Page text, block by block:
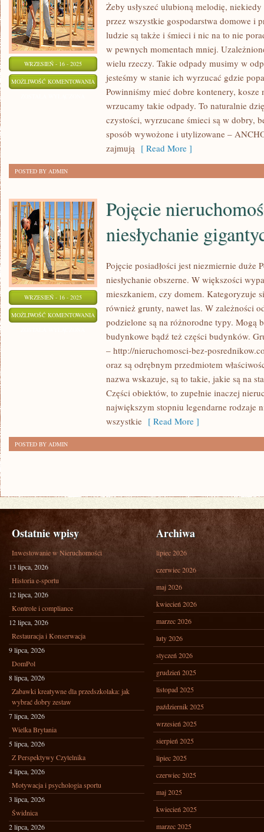
WRZESIEŃ - 16 - 2025
MOŻLIWOŚĆ KOMENTOWANIA
PEWNEGO
CZASU
BARDZO
Żeby usłyszeć ulubioną melodię,
przez wszystkie gospodarstwa domowe i
ludzie są także i śmieci i nic na to nie
w pewnych momentach mniej.
wielu rzeczy. Takie odpady musimy w
jesteśmy w stanie ich wyrzucać gdzie
Powinniśmy mieć dobre kontenery, kosze
wrzucamy takie odpady. To naturalnie
czystości, wyrzucane śmieci są w dobry,
sposób wywożone i utylizowane –
zajmują [ Read More ]
POSTED BY ADMIN
WRZESIEŃ - 16 - 2025
MOŻLIWOŚĆ KOMENTOWANIA
NIERUCHOMOŚCI
Pojęcie
niesłychanie
Pojęcie posiadłości jest niezmiernie duże
niesłychanie obszerne. W większości
mieszkaniem, czy domem. Kategoryzuje
również grunty, nawet las. W zależności
podzielone są na różnorodne typy. Mogą
budynkowe bądź też części budynków.
– http://nieruchomosci-bez-
oraz są odrębnym przedmiotem
nazwa wskazuje, są to takie, jakie są na
Części obiektów, to zupełnie inaczej
największym stopniu legendarne rodzaje
wszystkie [ Read More ]
POSTED BY ADMIN
Ostatnie wpisy
Inwestowanie w Nieruchomości
13 lipca, 2026
Historia e-sportu
12 lipca, 2026
Kontrole i compliance
12 lipca, 2026
Restauracja i Konserwacja
9 lipca, 2026
DomPol
8 lipca, 2026
Zabawki kreatywne dla przedszkolaka: jak
wybrać dobry zestaw
7 lipca, 2026
Wielka Brytania
5 lipca, 2026
Z Perspektywy Czytelnika
4 lipca, 2026
Motywacja i psychologia sportu
3 lipca, 2026
Świdnica
2 lipca, 2026
Archiwa
lipiec 2026
czerwiec 2026
maj 2026
kwiecień 2026
marzec 2026
luty 2026
styczeń 2026
grudzień 2025
listopad 2025
październik 2025
wrzesień 2025
sierpień 2025
lipiec 2025
czerwiec 2025
maj 2025
kwiecień 2025
marzec 2025